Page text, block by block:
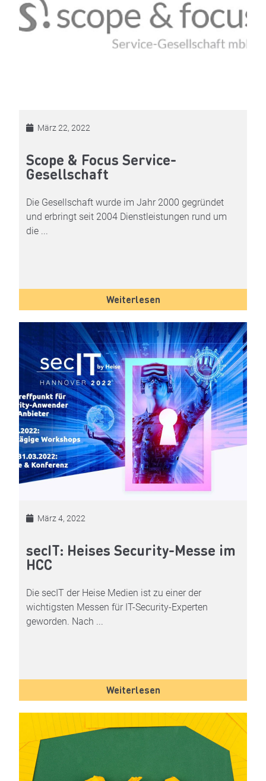
März 22, 2022
Scope & Focus Service-
Gesellschaft
Die Gesellschaft wurde im Jahr 2000 gegründet
und erbringt seit 2004 Dienstleistungen rund um
die ...
Weiterlesen
März 4, 2022
secIT: Heises Security-Messe im
HCC
Die secIT der Heise Medien ist zu einer der
wichtigsten Messen für IT-Security-Experten
geworden. Nach ...
Weiterlesen